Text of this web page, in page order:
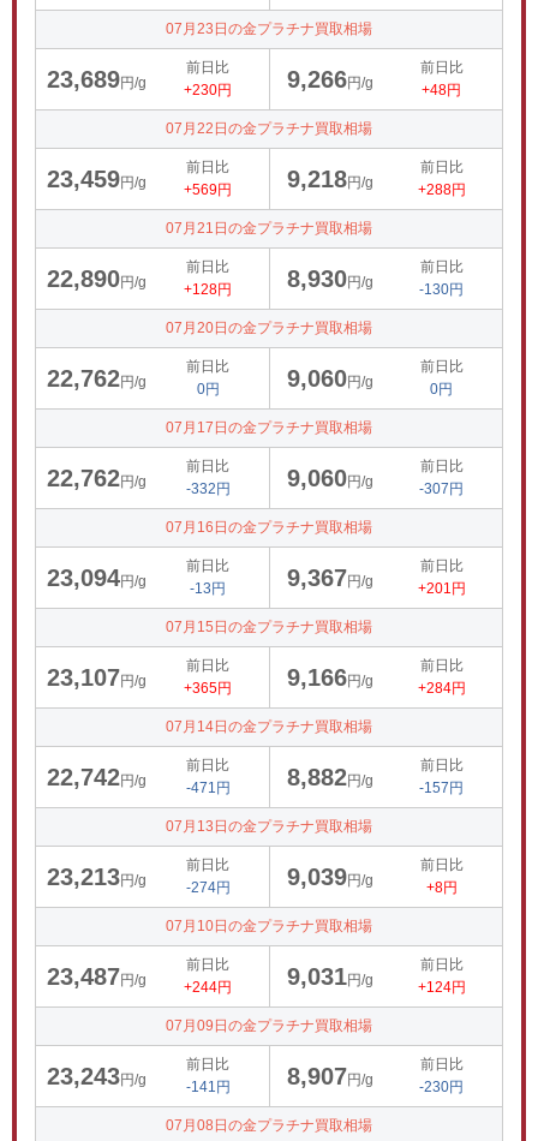
07月23日の金プラチナ買取相場
23,689円/g
前日比
+230円
9,266円/g
前日比
+48円
07月22日の金プラチナ買取相場
23,459円/g
前日比
+569円
9,218円/g
前日比
+288円
07月21日の金プラチナ買取相場
22,890円/g
前日比
+128円
8,930円/g
前日比
-130円
07月20日の金プラチナ買取相場
22,762円/g
前日比
0円
9,060円/g
前日比
0円
07月17日の金プラチナ買取相場
22,762円/g
前日比
-332円
9,060円/g
前日比
-307円
07月16日の金プラチナ買取相場
23,094円/g
前日比
-13円
9,367円/g
前日比
+201円
07月15日の金プラチナ買取相場
23,107円/g
前日比
+365円
9,166円/g
前日比
+284円
07月14日の金プラチナ買取相場
22,742円/g
前日比
-471円
8,882円/g
前日比
-157円
07月13日の金プラチナ買取相場
23,213円/g
前日比
-274円
9,039円/g
前日比
+8円
07月10日の金プラチナ買取相場
23,487円/g
前日比
+244円
9,031円/g
前日比
+124円
07月09日の金プラチナ買取相場
23,243円/g
前日比
-141円
8,907円/g
前日比
-230円
07月08日の金プラチナ買取相場